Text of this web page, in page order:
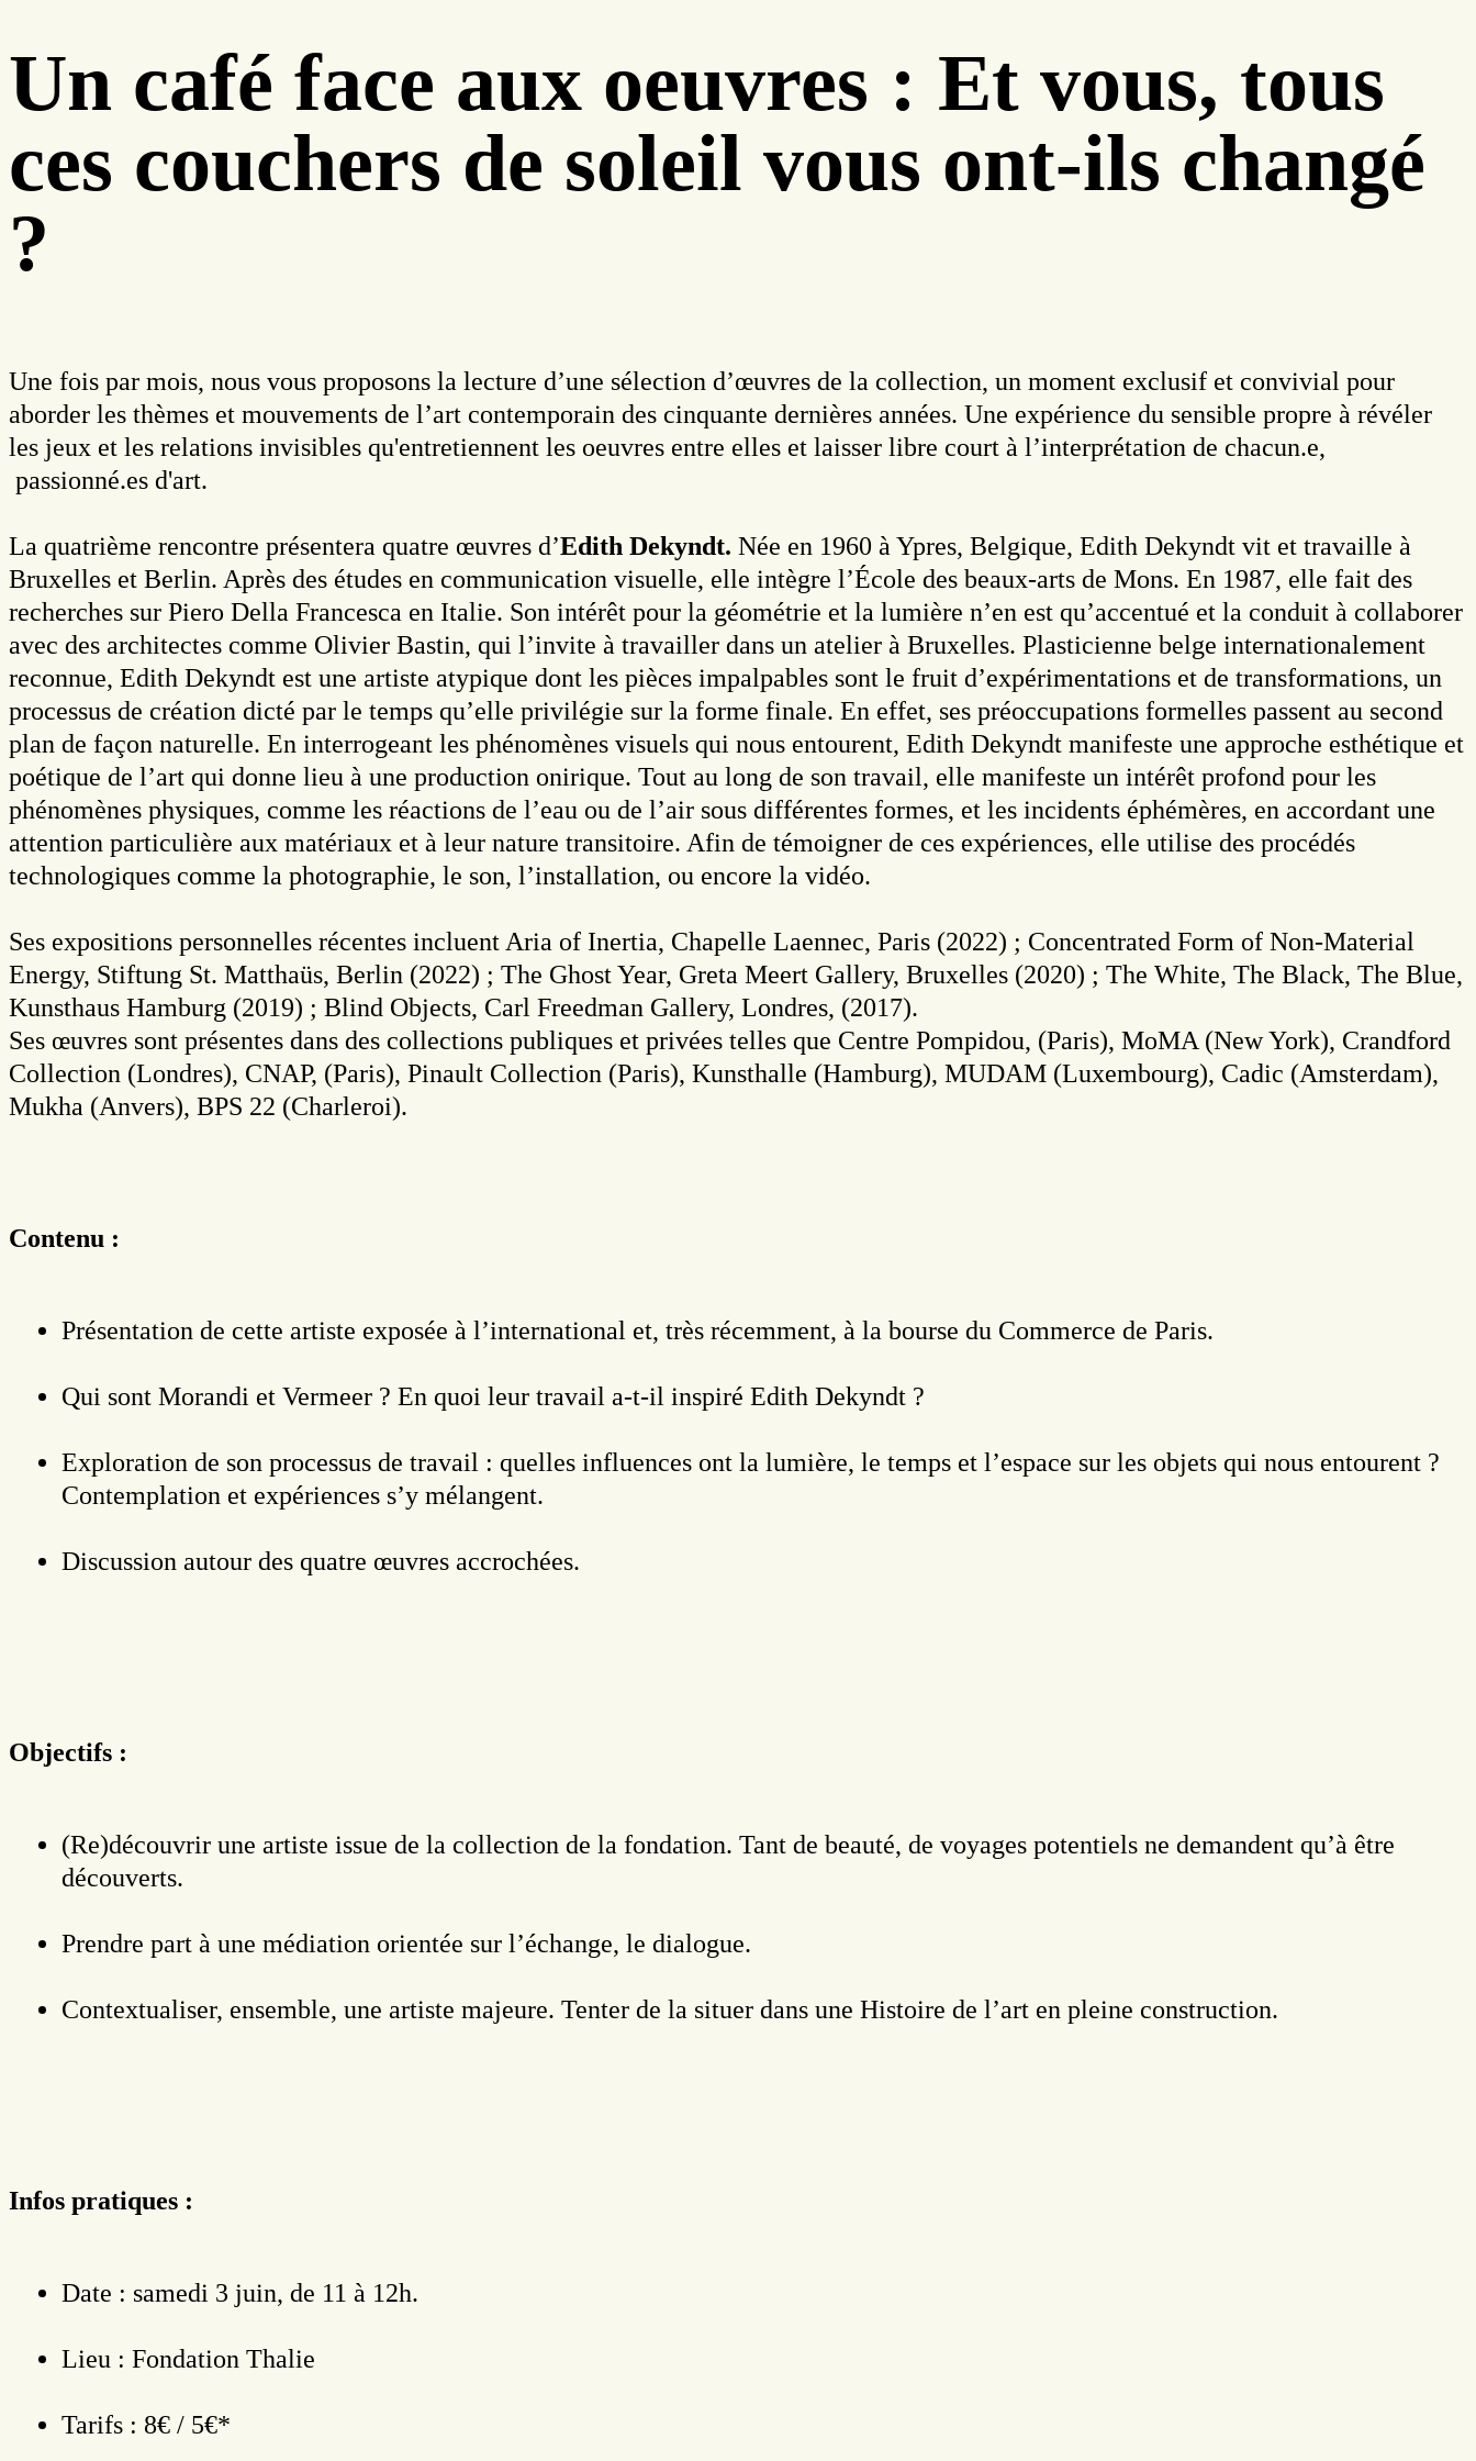
Un café face aux oeuvres : Et vous, tous
ces couchers de soleil vous ont-ils changé
?
Une fois par mois, nous vous proposons la lecture d’une sélection d’œuvres de la collection, un moment exclusif et convivial pour
aborder les thèmes et mouvements de l’art contemporain des cinquante dernières années. Une expérience du sensible propre à révéler
les jeux et les relations invisibles qu'entretiennent les oeuvres entre elles et laisser libre court à l’interprétation de chacun.e,
passionné.es d'art.
La quatrième rencontre présentera quatre œuvres d’Edith Dekyndt. Née en 1960 à Ypres, Belgique, Edith Dekyndt vit et travaille à
Bruxelles et Berlin. Après des études en communication visuelle, elle intègre l’École des beaux-arts de Mons. En 1987, elle fait des
recherches sur Piero Della Francesca en Italie. Son intérêt pour la géométrie et la lumière n’en est qu’accentué et la conduit à collaborer
avec des architectes comme Olivier Bastin, qui l’invite à travailler dans un atelier à Bruxelles. Plasticienne belge internationalement
reconnue, Edith Dekyndt est une artiste atypique dont les pièces impalpables sont le fruit d’expérimentations et de transformations, un
processus de création dicté par le temps qu’elle privilégie sur la forme finale. En effet, ses préoccupations formelles passent au second
plan de façon naturelle. En interrogeant les phénomènes visuels qui nous entourent, Edith Dekyndt manifeste une approche esthétique et
poétique de l’art qui donne lieu à une production onirique. Tout au long de son travail, elle manifeste un intérêt profond pour les
phénomènes physiques, comme les réactions de l’eau ou de l’air sous différentes formes, et les incidents éphémères, en accordant une
attention particulière aux matériaux et à leur nature transitoire. Afin de témoigner de ces expériences, elle utilise des procédés
technologiques comme la photographie, le son, l’installation, ou encore la vidéo.
Ses expositions personnelles récentes incluent Aria of Inertia, Chapelle Laennec, Paris (2022) ; Concentrated Form of Non-Material
Energy, Stiftung St. Matthaüs, Berlin (2022) ; The Ghost Year, Greta Meert Gallery, Bruxelles (2020) ; The White, The Black, The Blue,
Kunsthaus Hamburg (2019) ; Blind Objects, Carl Freedman Gallery, Londres, (2017).
Ses œuvres sont présentes dans des collections publiques et privées telles que Centre Pompidou, (Paris), MoMA (New York), Crandford
Collection (Londres), CNAP, (Paris), Pinault Collection (Paris), Kunsthalle (Hamburg), MUDAM (Luxembourg), Cadic (Amsterdam),
Mukha (Anvers), BPS 22 (Charleroi).
Contenu :
Présentation de cette artiste exposée à l’international et, très récemment, à la bourse du Commerce de Paris.
Qui sont Morandi et Vermeer ? En quoi leur travail a-t-il inspiré Edith Dekyndt ?
Exploration de son processus de travail : quelles influences ont la lumière, le temps et l’espace sur les objets qui nous entourent ?
Contemplation et expériences s’y mélangent.
Discussion autour des quatre œuvres accrochées.
Objectifs :
(Re)découvrir une artiste issue de la collection de la fondation. Tant de beauté, de voyages potentiels ne demandent qu’à être
découverts.
Prendre part à une médiation orientée sur l’échange, le dialogue.
Contextualiser, ensemble, une artiste majeure. Tenter de la situer dans une Histoire de l’art en pleine construction.
Infos pratiques :
Date : samedi 3 juin, de 11 à 12h.
Lieu : Fondation Thalie
Tarifs : 8€ / 5€*